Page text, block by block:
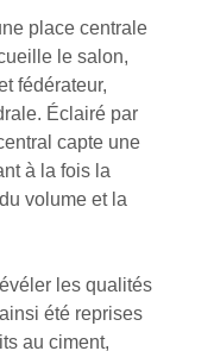
place centrale
le salon,
fédérateur,
Éclairé par
capte une
à la fois la
volume et la
les qualités
été reprises
au ciment,